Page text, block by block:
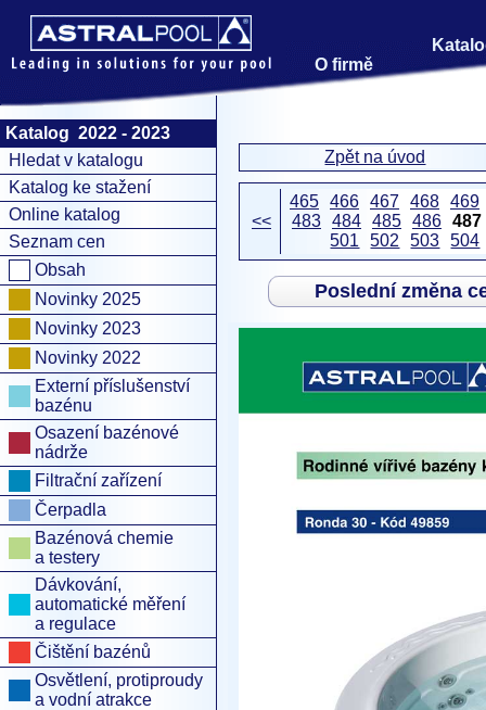
O firmě
Katalog 2022 - 2023
Hledat v katalogu
Katalog ke stažení
Online katalog
Seznam cen
Obsah
Novinky 2025
Novinky 2023
Novinky 2022
Externí příslušenství
bazénu
Osazení bazénové
nádrže
Filtrační zařízení
Čerpadla
Bazénová chemie
a testery
Dávkování,
automatické měření
a regulace
Čištění bazénů
Osvětlení, protiproudy
a vodní atrakce
Zpět na úvod
<<
465 466 467 468 469
483 484 485 486 487
501
502 503 504
Poslední změna